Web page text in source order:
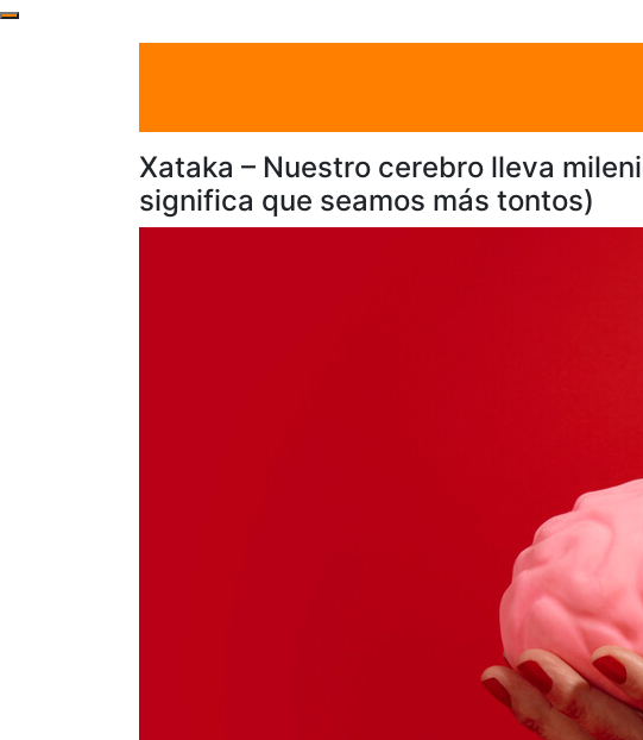
Xataka – Nuestro cerebro lleva
significa que seamos más tontos)